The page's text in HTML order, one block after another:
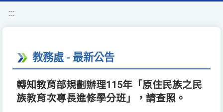
:::
教務處 - 最新公告
轉知教育部規劃辦理115年「原住民族之民
族教育次專長進修學分班」，請查照。